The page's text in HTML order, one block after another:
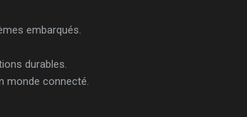
embarqués.
durables.
monde connecté.